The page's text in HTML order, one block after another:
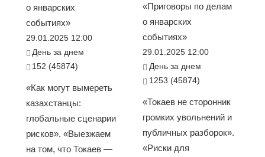
о январских
событиях»
29.01.2025 12:00
День за днем
152 (45874)
«Как могут вымереть
казахстанцы:
глобальные сценарии
рисков». «Выезжаем
на том, что Токаев —
«Приговоры по делам
о январских
событиях»
29.01.2025 12:00
День за днем
1253 (45874)
«Токаев не сторонник
громких увольнений и
публичных разборок».
«Риски для